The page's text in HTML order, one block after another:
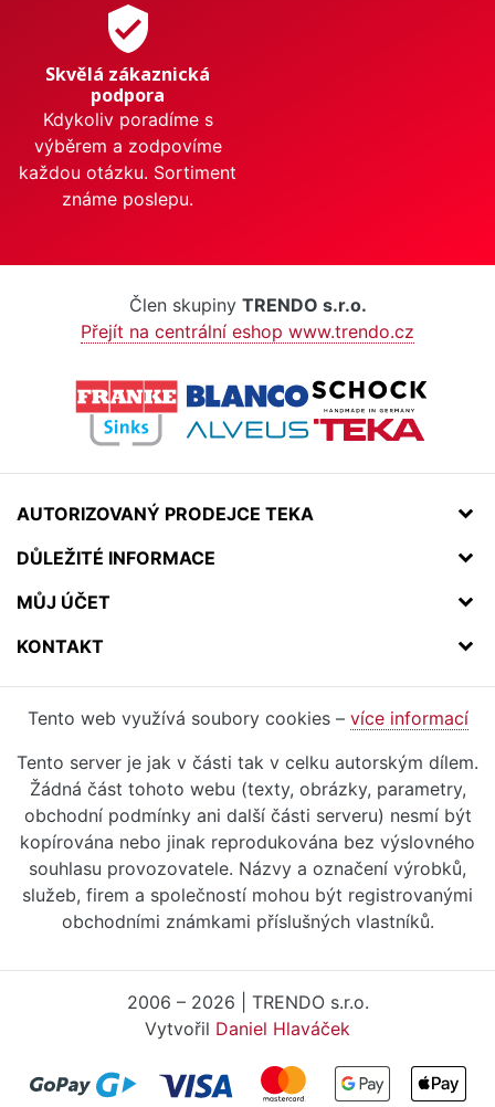
verified_user
Skvělá zákaznická
podpora
Kdykoliv poradíme s
výběrem a zodpovíme
každou otázku. Sortiment
známe poslepu.
Člen skupiny TRENDO s.r.o.
Přejít na centrální eshop www.trendo.cz
AUTORIZOVANÝ PRODEJCE TEKA
DŮLEŽITÉ INFORMACE
MŮJ ÚČET
KONTAKT
Tento web využívá soubory cookies – více informací
Tento server je jak v části tak v celku autorským dílem.
Žádná část tohoto webu (texty, obrázky, parametry,
obchodní podmínky ani další části serveru) nesmí být
kopírována nebo jinak reprodukována bez výslovného
souhlasu provozovatele. Názvy a označení výrobků,
služeb, firem a společností mohou být registrovanými
obchodními známkami příslušných vlastníků.
2006 – 2026 | TRENDO s.r.o.
Vytvořil Daniel Hlaváček